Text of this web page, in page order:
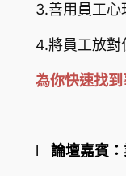
3.善用員工心
4.將員工放對
為你快速找到
l 論壇嘉賓